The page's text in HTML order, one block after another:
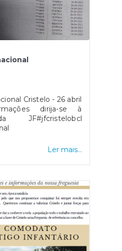
Cristelo - 26 abril
dirija-se à
JF#jfcristelobcl
Ler mais...